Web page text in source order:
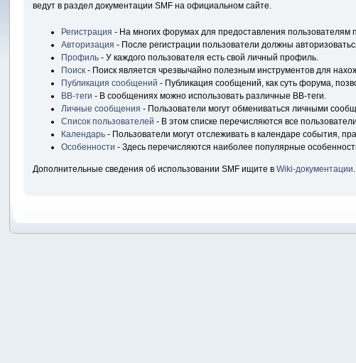
ведут в раздел документации SMF на официальном сайте.
Регистрация - На многих форумах для предоставления пользователям
Авторизация - После регистрации пользователи должны
Профиль- У каждого пользователя есть свой личный профиль.
Поиск- Поиск является чрезвычайно полезным инструментов для
Публикация сообщений - Публикация сообщений, как суть форума,
BB-теги - В сообщениях можно использовать различные BB-теги.
Личные сообщения - Пользователи могут обмениваться личными
Список пользователей - В этом списке перечисляются все
Календарь- Пользователи могут отслеживать в календаре события,
Особенности - Здесь перечисляются наиболее популярные
Дополнительные сведения об использовании SMF ищите в Wiki-документации